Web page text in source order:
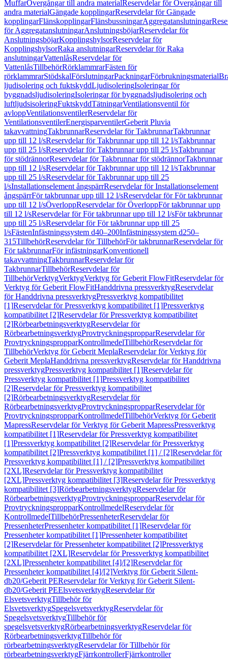
MuffarÖvergångar till andra materialReservdelar för Övergångar till
andra materialGängade kopplingarReservdelar för Gängade
kopplingarFlänskopplingarFlänsbussningarAggregatanslutningar
för AggregatanslutningarAnslutningsböjarReservdelar för
AnslutningsböjarKopplingshylsorReservdelar för
KopplingshylsorRaka anslutningarReservdelar för Raka
anslutningarVattenlåsReservdelar för
VattenlåsTillbehörRörklammrarFästen för
rörklammrarStödskalFörslutningarPackningarFörbrukningsmaterial
ljudisolering och fuktskyddLjudisoleringIsoleringar för
byggnadsljudisoleringIsoleringar för byggnadsljudisolering och
luftljudsisoleringFuktskyddTätningarVentilationsventil för
avloppVentilationsventilerReservdelar för
VentilationsventilerEnergisparventilerGeberit Pluvia
takavvattningTakbrunnarReservdelar för TakbrunnarTakbrunnar
upp till 12 l/sReservdelar för Takbrunnar upp till 12 l/sTakbrunnar
upp till 25 l/sReservdelar för Takbrunnar upp till 25 l/sTakbrunnar
för stödrännorReservdelar för Takbrunnar för stödrännorTakbrunnar
upp till 12 l/sReservdelar för Takbrunnar upp till 12 l/sTakbrunnar
upp till 25 l/sReservdelar för Takbrunnar upp till 25
l/sInstallationselement ångspärrReservdelar för Installationselement
ångspärrFör takbrunnar upp till 12 l/sReservdelar för För takbrunnar
upp till 12 l/sÖverloppReservdelar för ÖverloppFör takbrunnar upp
till 12 l/sReservdelar för För takbrunnar upp till 12 l/sFör takbrunnar
upp till 25 l/sReservdelar för För takbrunnar upp till 25
l/sFästenInfästningssystem d40–200Infästningssystem d250–
315TillbehörReservdelar för TillbehörFör takbrunnarReservdelar för
För takbrunnarFör infästningarKonventionell
takavvattningTakbrunnarReservdelar för
TakbrunnarTillbehörReservdelar för
TillbehörVerktygVerktygVerktyg för Geberit FlowFitReservdelar för
Verktyg för Geberit FlowFitHanddrivna pressverktygReservdelar
för Handdrivna pressverktygPressverktyg kompatibilitet
[1]Reservdelar för Pressverktyg kompatibilitet [1]Pressverktyg
kompatibilitet [2]Reservdelar för Pressverktyg kompatibilitet
[2]RörbearbetningsverktygReservdelar för
RörbearbetningsverktygProvtryckningspropparReservdelar för
ProvtryckningspropparKontrollmedelTillbehörReservdelar för
TillbehörVerktyg för Geberit MeplaReservdelar för Verktyg för
Geberit MeplaHanddrivna pressverktygReservdelar för Handdrivna
pressverktygPressverktyg kompatibilitet [1]Reservdelar för
Pressverktyg kompatibilitet [1]Pressverktyg kompatibilitet
[2]Reservdelar för Pressverktyg kompatibilitet
[2]RörbearbetningsverktygReservdelar för
RörbearbetningsverktygProvtryckningspropparReservdelar för
ProvtryckningspropparKontrollmedelTillbehörVerktyg för Geberit
MapressReservdelar för Verktyg för Geberit MapressPressverktyg
kompatibilitet [1]Reservdelar för Pressverktyg kompatibilitet
[1]Pressverktyg kompatibilitet [2]Reservdelar för Pressverktyg
kompatibilitet [2]Pressverktyg kompatibilitet [1] / [2]Reservdelar för
Pressverktyg kompatibilitet [1] / [2]Pressverktyg kompatibilitet
[2XL]Reservdelar för Pressverktyg kompatibilitet
[2XL]Pressverktyg kompatibilitet [3]Reservdelar för Pressverktyg
kompatibilitet [3]RörbearbetningsverktygReservdelar för
RörbearbetningsverktygProvtryckningspropparReservdelar för
ProvtryckningspropparKontrollmedelReservdelar för
KontrollmedelTillbehörPressenheterReservdelar för
PressenheterPressenheter kompatibilitet [1]Reservdelar för
Pressenheter kompatibilitet [1]Pressenheter kompatibilitet
[2]Reservdelar för Pressenheter kompatibilitet [2]Pressverktyg
kompatibilitet [2XL]Reservdelar för Pressverktyg kompatibilitet
[2XL]Pressenheter kompatibilitet [4]/[2]Reservdelar för
Pressenheter kompatibilitet [4]/[2]Verktyg för Geberit Silent-
db20/Geberit PEReservdelar för Verktyg för Geberit Silent-
db20/Geberit PEElsvetsverktygReservdelar för
ElsvetsverktygTillbehör för
ElsvetsverktygSpegelsvetsverktygReservdelar för
SpegelsvetsverktygTillbehör för
spegelsvetsverktygRörbearbetningsverktygReservdelar för
RörbearbetningsverktygTillbehör för
rörbearbetningsverktygReservdelar för Tillbehör för
rörbearbetningsverktygFjärrkontrollerFjärrkontroller